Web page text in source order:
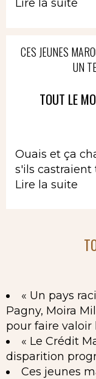
Lire la suite
CES JEUNES
UN
TOUT LE
Ouais et ça
s'ils
Lire la suite
« Un pays
Pagny, Moira
pour faire valoir
« Le Crédit
disparition
Ces jeunes